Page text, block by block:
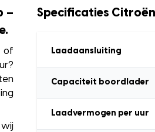
–
of
Specificaties Citroën
Laadaansluiting
Capaciteit boordlader
Laadvermogen per uur